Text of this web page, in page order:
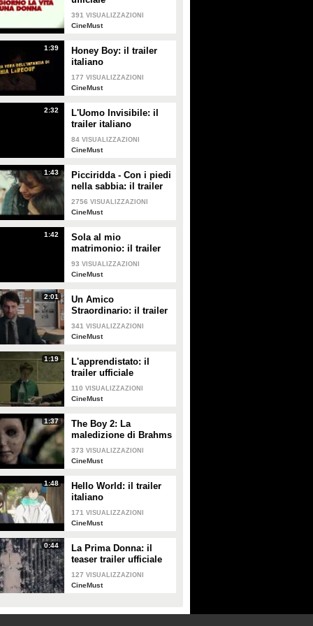
391 VISUALIZZAZIONI
CineMust
1:39
Honey Boy: il trailer
italiano
177 VISUALIZZAZIONI
CineMust
2:32
L'Uomo Invisibile: il
trailer italiano
84 VISUALIZZAZIONI
CineMust
1:43
Picciridda - Con i piedi
nella sabbia: il trailer
italiano
2756 VISUALIZZAZIONI
CineMust
1:42
Sola al mio
matrimonio: il trailer
italiano
93 VISUALIZZAZIONI
CineMust
2:01
Un Amico
Straordinario: il trailer
italiano
341 VISUALIZZAZIONI
CineMust
1:19
L'apprendistato: il
trailer ufficiale
110 VISUALIZZAZIONI
CineMust
1:37
The Boy 2: La
maledizione di Brahms
- il trailer italiano
373 VISUALIZZAZIONI
CineMust
1:48
Hello World: il trailer
italiano
171 VISUALIZZAZIONI
CineMust
0:44
La Prima Donna: il
teaser trailer ufficiale
127 VISUALIZZAZIONI
CineMust